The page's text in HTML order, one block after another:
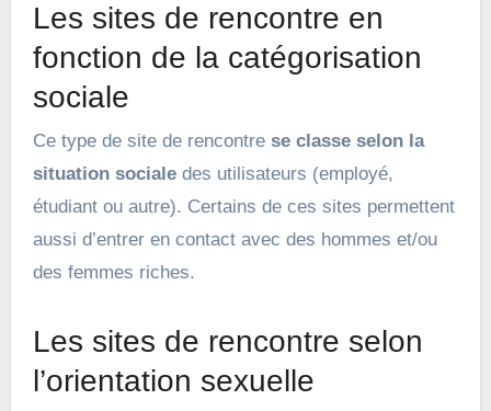
Les sites de rencontre en
fonction de la catégorisation
sociale
Ce type de site de rencontre se classe selon la
situation sociale des utilisateurs (employé,
étudiant ou autre). Certains de ces sites permettent
aussi d’entrer en contact avec des hommes et/ou
des femmes riches.
Les sites de rencontre selon
l’orientation sexuelle